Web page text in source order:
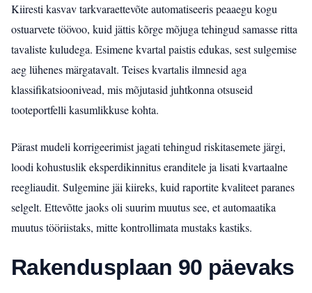
Kiiresti kasvav tarkvaraettevõte automatiseeris peaaegu kogu
ostuarvete töövoo, kuid jättis kõrge mõjuga tehingud samasse ritta
tavaliste kuludega. Esimene kvartal paistis edukas, sest sulgemise
aeg lühenes märgatavalt. Teises kvartalis ilmnesid aga
klassifikatsioonivead, mis mõjutasid juhtkonna otsuseid
tooteportfelli kasumlikkuse kohta.
Pärast mudeli korrigeerimist jagati tehingud riskitasemete järgi,
loodi kohustuslik eksperdikinnitus eranditele ja lisati kvartaalne
reegliaudit. Sulgemine jäi kiireks, kuid raportite kvaliteet paranes
selgelt. Ettevõtte jaoks oli suurim muutus see, et automaatika
muutus tööriistaks, mitte kontrollimata mustaks kastiks.
Rakendusplaan 90 päevaks